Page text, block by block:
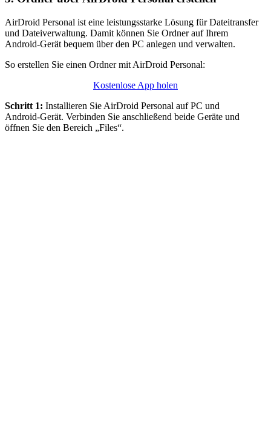
AirDroid Personal ist eine leistungsstarke Lösung für Dateitransfer
und Dateiverwaltung. Damit können Sie Ordner auf Ihrem
Android‑Gerät bequem über den PC anlegen und verwalten.
So erstellen Sie einen Ordner mit AirDroid Personal:
Kostenlose App holen
Schritt 1: Installieren Sie AirDroid Personal auf PC und
Android‑Gerät. Verbinden Sie anschließend beide Geräte und
öffnen Sie den Bereich „Files“.